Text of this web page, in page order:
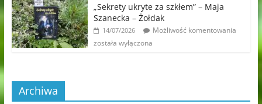
„Sekrety ukryte za szkłem” – Maja
Szanecka – Żołdak
14/07/2026
Możliwość komentowania
została wyłączona
Archiwa